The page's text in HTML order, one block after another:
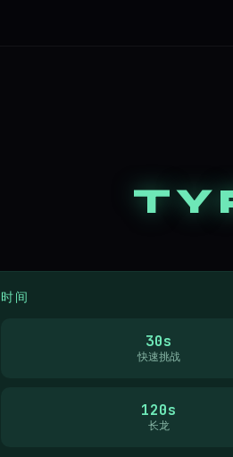
时间
30s
快速挑战
120s
长龙